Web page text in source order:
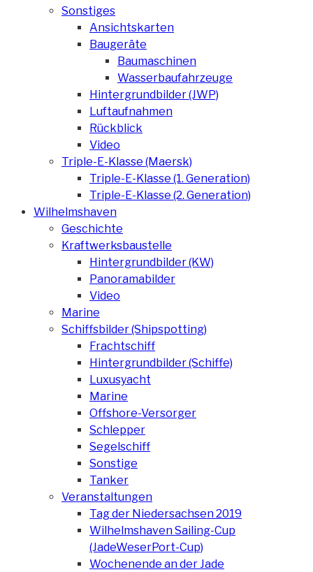
Sonstiges
Ansichtskarten
Baugeräte
Baumaschinen
Wasserbaufahrzeuge
Hintergrundbilder (JWP)
Luftaufnahmen
Rückblick
Video
Triple-E-Klasse (Maersk)
Triple-E-Klasse (1. Generation)
Triple-E-Klasse (2. Generation)
Wilhelmshaven
Geschichte
Kraftwerksbaustelle
Hintergrundbilder (KW)
Panoramabilder
Video
Marine
Schiffsbilder (Shipspotting)
Frachtschiff
Hintergrundbilder (Schiffe)
Luxusyacht
Marine
Offshore-Versorger
Schlepper
Segelschiff
Sonstige
Tanker
Veranstaltungen
Tag der Niedersachsen 2019
Wilhelmshaven Sailing-Cup
(JadeWeserPort-Cup)
Wochenende an der Jade